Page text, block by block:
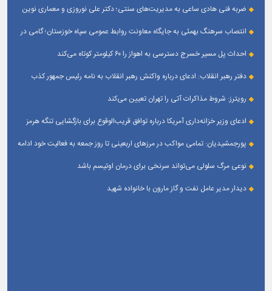
ضربه فنی هادی ساعی به مدیریت‌های سنتی؛ دکتر علی نوروزی و معماری نوین
انتصاب سرهنگ بهمئی به جایگاه معاونت روابط عمومی سپاه خوزستان؛ گامی در
احداث پل مسیر خسرج دسترسی به اهواز را ۶۰ کیلومتر کوتاه می‌کند
دفتر رهبر انقلاب: ادعای درباره واکنش رهبر انقلاب به نامه رئیس جمهور کذب
رویترز: شروط مذاکرات آتی را تهران تعیین می‌کند
ادعای وزیر خزانه‌داری آمریکا درباره توافق قریب‌الوقوع برای بازگشایی تنگه هرمز
پورجمشیدیان: تمامی مواکب در مرزهای اربعینی تا روز جمعه به فعالیت خود ادامه
نوعی مرگ سلولی می‌تواند سرنخی برای درمان اوتیسم باشد
دیدار مدیر عامل نفت و گاز مارون با خانواده شهید